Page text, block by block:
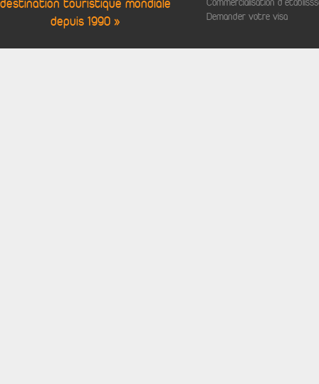
destination touristique mondiale
depuis 1990 »
Commercialisation
Demander votre visa